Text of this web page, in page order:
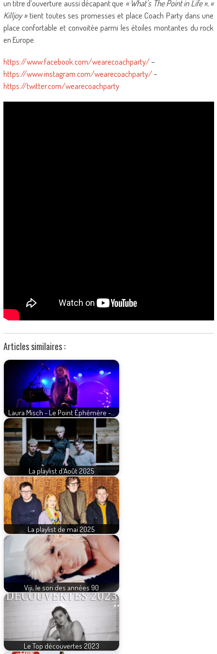
un titre d’ouverture aussi décapant que « What’s The Point in Life », «
Killjoy »tient toutes ses promesses et place Coach Party dans une
place confortable et convoitée parmi les étoiles montantes du rock
en Europe.
https://www.facebook.com/wearecoachparty/–
https://www.instagram.com/wearecoachparty/–
https://twitter.com/wearecoachparty
Articles similaires :
Laura Misch - Le Point Éphémère -…
La playlist d'Août 2025
La playlist de mai 2025
Viji, le son des années 90
Le Top découvertes 2023